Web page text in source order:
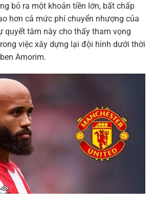
bỏ ra một khoản tiền lớn, bất chấp
hơn cả mức phí chuyển nhượng của
quyết tâm này cho thấy tham vọng
việc xây dựng lại đội hình dưới thời
Amorim.